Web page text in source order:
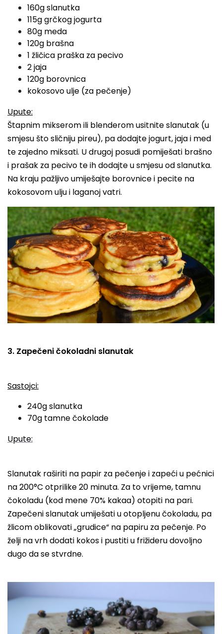
160g slanutka
115g grčkog jogurta
80g meda
120g brašna
1 žličica praška za pecivo
2 jaja
120g borovnica
kokosovo ulje (za pečenje)
Upute:
Štapnim mikserom ili blenderom usitnite slanutak (u
smjesu što sličniju pireu), pa dodajte jogurt, jaja i med
te zajedno miksati. U drugoj posudi pomiješati brašno
i prašak za pecivo te ih dodajte u smjesu od slanutka.
Na kraju pažljivo umiješajte borovnice i pecite na
kokosovom ulju i laganoj vatri.
3. Zapečeni čokoladni slanutak
Sastojci:
240g slanutka
70g tamne čokolade
Upute:
Slanutak raširiti na papir za pečenje i zapeći u pećnici
na 200°C otprilike 20 minuta. Za to vrijeme, tamnu
čokoladu (kod mene 70% kakaa) otopiti na pari.
Zapečeni slanutak umiješati u otopljenu čokoladu, pa
žlicom oblikovati „grudice“ na papiru za pečenje. Po
želji na vrh dodati kokos i pustiti u frižideru dovoljno
dugo da se stvrdne.